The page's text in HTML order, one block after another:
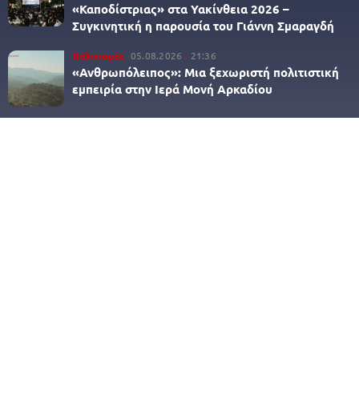
«Καποδίστριας» στα Υακίνθεια 2026 –
Συγκινητική η παρουσία του Γιάννη Σμαραγδή
Πολιτισμός 05.08.2026 21:36
«Ανθρωπόλειπος»: Μια ξεχωριστή πολιτιστική
εμπειρία στην Ιερά Μονή Αρκαδίου